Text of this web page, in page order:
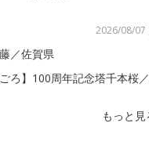
2026/08/07
／佐賀県
ごろ】100周年記念塔千本桜
もっと見